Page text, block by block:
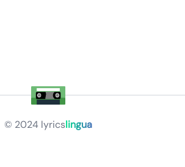
© 2024 lyricslingua